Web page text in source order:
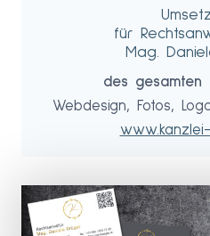
für
Mag.
des gesamten
Webdesign, Fotos,